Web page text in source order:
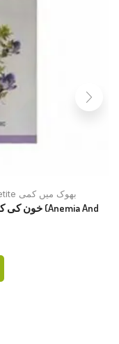
Loss Of Appetite بھوک میں کمی